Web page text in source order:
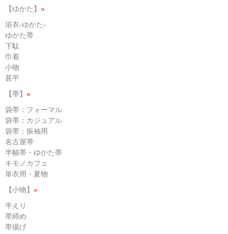
【ゆかた】 »
浴衣-ゆかた-
ゆかた帯
下駄
巾着
小物
甚平
【帯】 »
袋帯：フォーマル
袋帯：カジュアル
袋帯：振袖用
名古屋帯
半幅帯・ゆかた帯
キモノカフェ
単衣用・夏物
【小物】 »
半えり
帯締め
帯揚げ